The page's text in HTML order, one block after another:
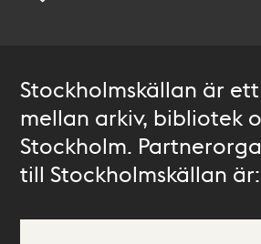
Stockholmskällan är
mellan arkiv, bibliotek
Stockholm.
till Stockholmskällan är: